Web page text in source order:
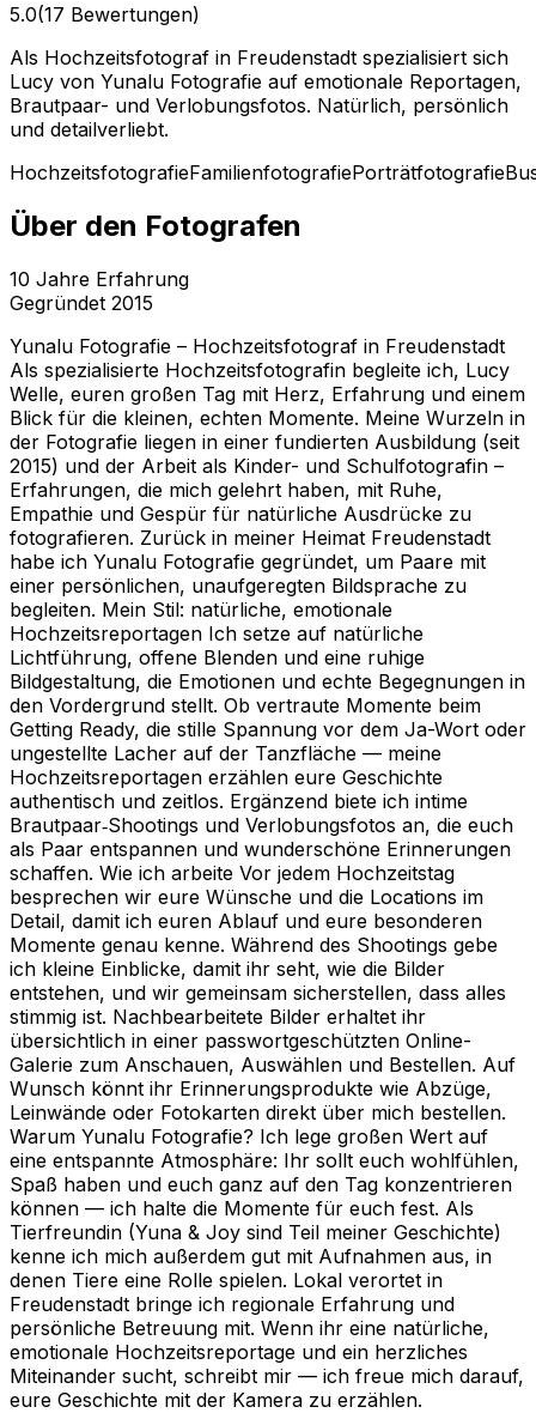
5.0(17 Bewertungen)
Als Hochzeitsfotograf in Freudenstadt spezialisiert sich
Lucy von Yunalu Fotografie auf emotionale Reportagen,
Brautpaar- und Verlobungsfotos. Natürlich, persönlich
und detailverliebt.
HochzeitsfotografieFamilienfotografiePorträtfotografie
Über den Fotografen
10 Jahre Erfahrung
Gegründet 2015
Yunalu Fotografie – Hochzeitsfotograf in Freudenstadt
Als spezialisierte Hochzeitsfotografin begleite ich, Lucy
Welle, euren großen Tag mit Herz, Erfahrung und einem
Blick für die kleinen, echten Momente. Meine Wurzeln in
der Fotografie liegen in einer fundierten Ausbildung (seit
2015) und der Arbeit als Kinder- und Schulfotografin –
Erfahrungen, die mich gelehrt haben, mit Ruhe,
Empathie und Gespür für natürliche Ausdrücke zu
fotografieren. Zurück in meiner Heimat Freudenstadt
habe ich Yunalu Fotografie gegründet, um Paare mit
einer persönlichen, unaufgeregten Bildsprache zu
begleiten. Mein Stil: natürliche, emotionale
Hochzeitsreportagen Ich setze auf natürliche
Lichtführung, offene Blenden und eine ruhige
Bildgestaltung, die Emotionen und echte Begegnungen in
den Vordergrund stellt. Ob vertraute Momente beim
Getting Ready, die stille Spannung vor dem Ja-Wort oder
ungestellte Lacher auf der Tanzfläche — meine
Hochzeitsreportagen erzählen eure Geschichte
authentisch und zeitlos. Ergänzend biete ich intime
Brautpaar‑Shootings und Verlobungsfotos an, die euch
als Paar entspannen und wunderschöne Erinnerungen
schaffen. Wie ich arbeite Vor jedem Hochzeitstag
besprechen wir eure Wünsche und die Locations im
Detail, damit ich euren Ablauf und eure besonderen
Momente genau kenne. Während des Shootings gebe
ich kleine Einblicke, damit ihr seht, wie die Bilder
entstehen, und wir gemeinsam sicherstellen, dass alles
stimmig ist. Nachbearbeitete Bilder erhaltet ihr
übersichtlich in einer passwortgeschützten Online-
Galerie zum Anschauen, Auswählen und Bestellen. Auf
Wunsch könnt ihr Erinnerungsprodukte wie Abzüge,
Leinwände oder Fotokarten direkt über mich bestellen.
Warum Yunalu Fotografie? Ich lege großen Wert auf
eine entspannte Atmosphäre: Ihr sollt euch wohlfühlen,
Spaß haben und euch ganz auf den Tag konzentrieren
können — ich halte die Momente für euch fest. Als
Tierfreundin (Yuna & Joy sind Teil meiner Geschichte)
kenne ich mich außerdem gut mit Aufnahmen aus, in
denen Tiere eine Rolle spielen. Lokal verortet in
Freudenstadt bringe ich regionale Erfahrung und
persönliche Betreuung mit. Wenn ihr eine natürliche,
emotionale Hochzeitsreportage und ein herzliches
Miteinander sucht, schreibt mir — ich freue mich darauf,
eure Geschichte mit der Kamera zu erzählen.